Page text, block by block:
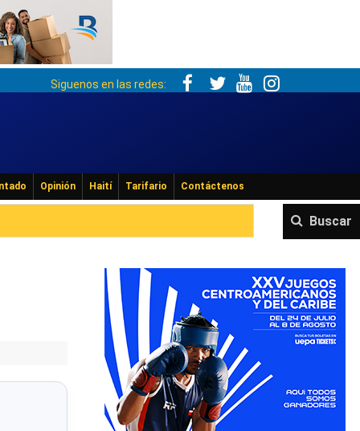
Siguenos en las redes:
Opinión Haití Tarifario Contáctenos
Buscar